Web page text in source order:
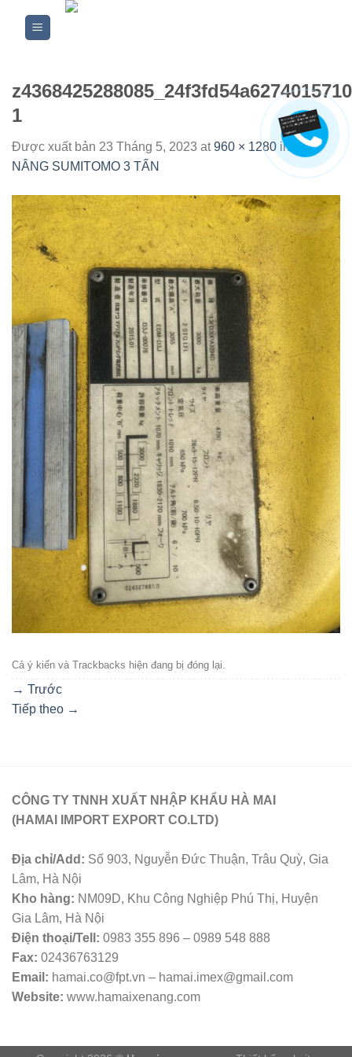
1
Được xuất bản 23 Tháng 5, 2023 at960 × 1280 in
XE
NÂNG SUMITOMO 3 TẤN
Cả ý kiến ​​và Trackbacks hiện đang bị đóng lại.
→ Trước
Tiếp theo →
CÔNG TY TNNH XUẤT NHẬP KHẨU HÀ MAI
(HAMAI IMPORT EXPORT CO.LTD)
Địa chỉ/Add: Số 903, Nguyễn Đức Thuận, Trâu Quỳ, Gia
Lâm, Hà Nội
Kho hàng: NM09D, Khu Công Nghiệp Phú Thị, Huyện
Gia Lâm, Hà Nội
Điện thoại/Tell: 0983 355 896 – 0989 548 888
Fax: 02436763129
Email: hamai.co@fpt.vn – hamai.imex@gmail.com
Website: www.hamaixenang.com